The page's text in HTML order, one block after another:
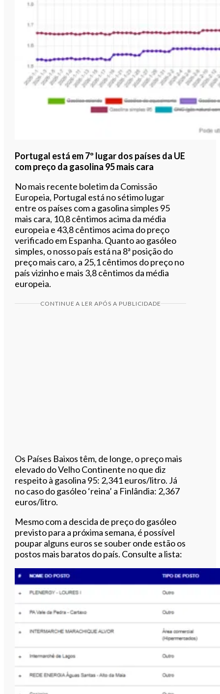
Portugal está em 7º lugar dos países da UE
com preço da gasolina 95 mais cara
No mais recente boletim da Comissão
Europeia, Portugal está no sétimo lugar
entre os países com a gasolina simples 95
mais cara, 10,8 cêntimos acima da média
europeia e 43,8 cêntimos acima do preço
verificado em Espanha. Quanto ao gasóleo
simples, o nosso país está na 8ª posição do
preço mais caro, a 25,1 cêntimos do preço no
país vizinho e mais 3,8 cêntimos da média
europeia.
CONTINUE A LER APÓS A PUBLICIDADE
Os Países Baixos têm, de longe, o preço mais
elevado do Velho Continente no que diz
respeito à gasolina 95: 2,341 euros/litro. Já
no caso do gasóleo ‘reina’ a Finlândia: 2,367
euros/litro.
Mesmo com a descida de preço do gasóleo
previsto para a próxima semana, é possível
poupar alguns euros se souber onde estão os
postos mais baratos do país. Consulte a lista: